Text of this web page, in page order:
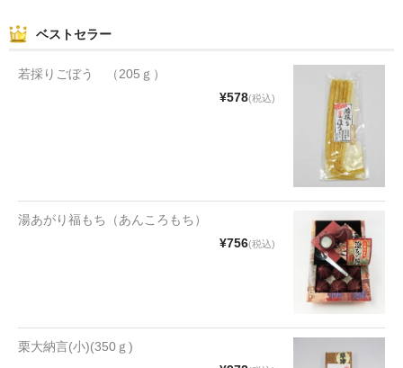
まんじゅう
スナック
その他食品
ベストセラー
若採りごぼう （205ｇ）
¥578(税込)
湯あがり福もち（あんころもち）
¥756(税込)
栗大納言(小)(350ｇ)